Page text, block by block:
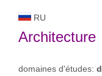
RU
Architecture
domaines d'études: